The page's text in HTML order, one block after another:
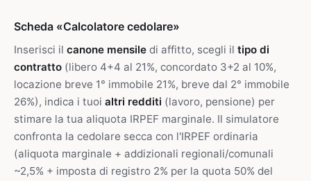
Scheda «Calcolatore cedolare»
Inserisci il canone mensile di affitto, scegli il tipo di
contratto (libero 4+4 al 21%, concordato 3+2 al 10%,
locazione breve 1° immobile 21%, breve dal 2° immobile
26%), indica i tuoi altri redditi (lavoro, pensione) per
stimare la tua aliquota IRPEF marginale. Il simulatore
confronta la cedolare secca con l'IRPEF ordinaria
(aliquota marginale + addizionali regionali/comunali
~2,5% + imposta di registro 2% per la quota 50% del